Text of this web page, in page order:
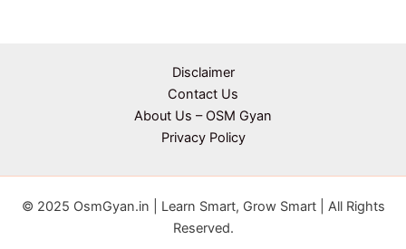
Disclaimer
Contact Us
About Us – OSM Gyan
Privacy Policy
© 2025 OsmGyan.in | Learn Smart, Grow Smart | All Rights
Reserved.